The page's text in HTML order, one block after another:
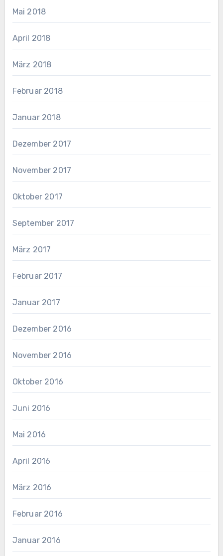
Mai 2018
April 2018
März 2018
Februar 2018
Januar 2018
Dezember 2017
November 2017
Oktober 2017
September 2017
März 2017
Februar 2017
Januar 2017
Dezember 2016
November 2016
Oktober 2016
Juni 2016
Mai 2016
April 2016
März 2016
Februar 2016
Januar 2016